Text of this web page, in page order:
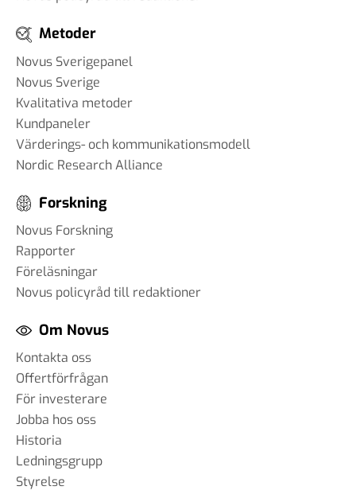
Metoder
Novus Sverigepanel
Novus Sverige
Kvalitativa metoder
Kundpaneler
Värderings- och kommunikationsmodell
Nordic Research Alliance
Forskning
Novus Forskning
Rapporter
Föreläsningar
Novus policyråd till redaktioner
Om Novus
Kontakta oss
Offertförfrågan
För investerare
Jobba hos oss
Historia
Ledningsgrupp
Styrelse